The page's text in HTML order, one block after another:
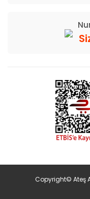
Copyright© Ateş